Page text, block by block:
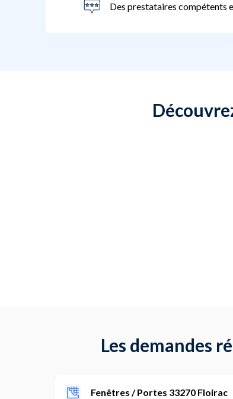
Des prestataires compétents
Les demandes
Fenêtres / Portes 33270 Floirac